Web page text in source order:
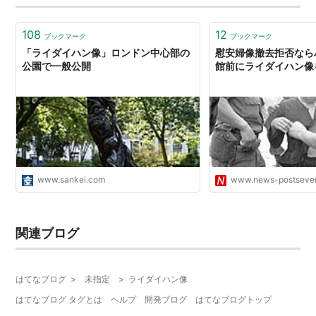
108 ブックマーク
「ライダイハン像」ロンドン中心部の
公園で一般公開
www.sankei.com
12 ブックマーク
慰安婦像撤去拒否な
館前にライダイハン
www.news-
関連ブログ
はてなブログ > 未指定 > ライダイハン像
はてなブログ タグとは
ヘルプ 開発ブログ
はてなブログトップ